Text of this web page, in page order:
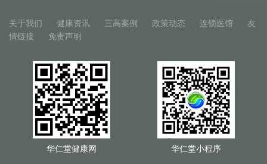
关于我们 健康资讯 三高案例 政策动态 连锁医馆
友
情链接
免责声明
华仁堂健康网 华仁堂小程序